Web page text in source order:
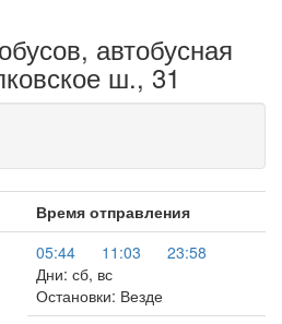
автобусная
ш., 31
Время отправления
05:44 11:03
23:58
Дни: сб, вс
Остановки: Везде